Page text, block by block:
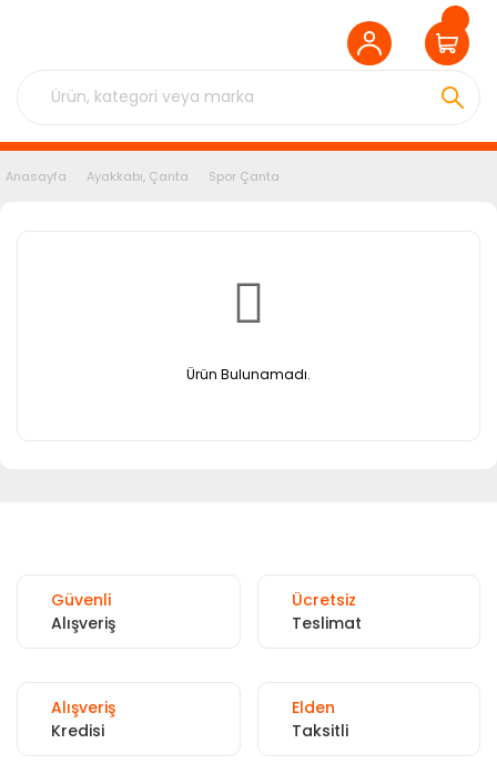
Anasayfa Ayakkabı, Çanta Spor Çanta
Ürün Bulunamadı.
Güvenli
Alışveriş
Ücretsiz
Teslimat
Alışveriş
Kredisi
Elden
Taksitli